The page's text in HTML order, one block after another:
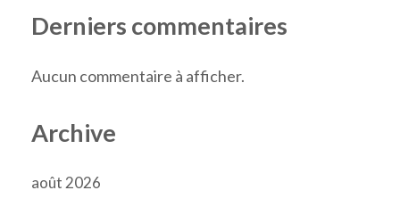
Derniers commentaires
Aucun commentaire à afficher.
Archive
août 2026